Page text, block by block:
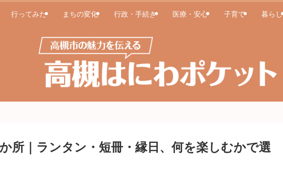
行ってみた まちの変化 行政・手続き 医療・安心 子育て 暮らし
所｜ランタン・短冊・縁日、何を楽しむかで選